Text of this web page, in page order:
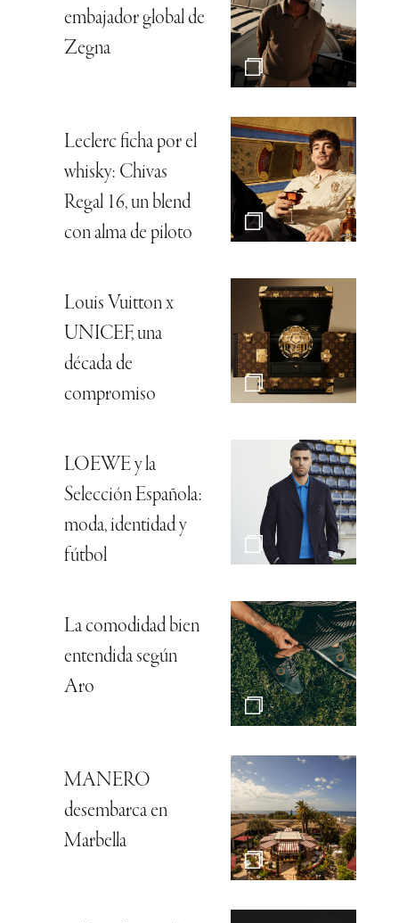
embajador global de
Zegna
Leclerc ficha por el
whisky: Chivas
Regal 16, un blend
con alma de piloto
Louis Vuitton x
UNICEF, una
década de
compromiso
LOEWE y la
Selección Española:
moda, identidad y
fútbol
La comodidad bien
entendida según
Aro
MANERO
desembarca en
Marbella